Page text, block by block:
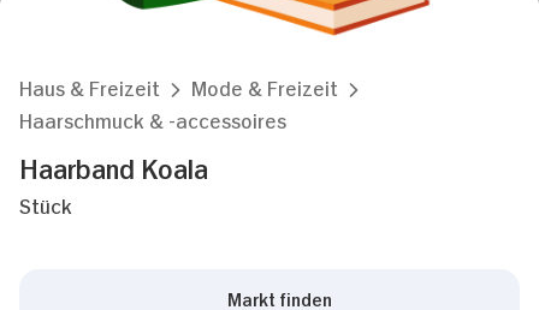
Haus & Freizeit
Mode & Freizeit
Haarschmuck & -accessoires
Haarband Koala
Stück
Markt finden